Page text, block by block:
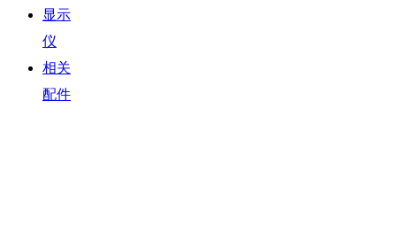
显示
仪
相关
配件